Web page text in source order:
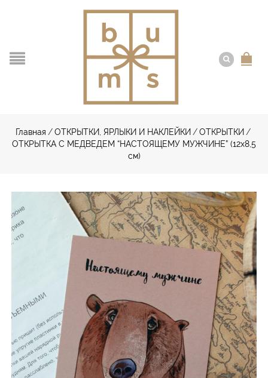
Главная /ОТКРЫТКИ, ЯРЛЫКИ И НАКЛЕЙКИ /ОТКРЫТКИ /
ОТКРЫТКА С МЕДВЕДЕМ “НАСТОЯЩЕМУ МУЖЧИНЕ” (12х8,5
см)